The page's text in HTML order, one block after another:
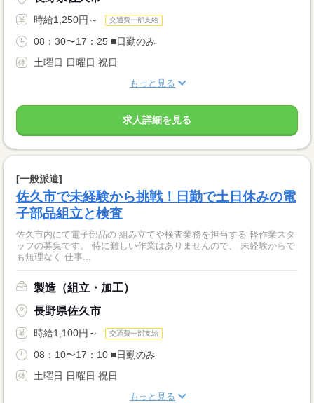
時給1,250円～ 交通費一部支給
08：30〜17：25 ■日勤のみ
土曜日 日曜日 祝日
もっと見る
求人詳細を見る
[一般派遣]
佐久市で未経験から挑戦！日勤で土日休みの電
子部品組立と検査
佐久市内にて電子部品の 組み立てや検査業務を担当する 軽作業スタ
ッフの募集です。 特に難しい作業はありませんので、 未経験からで
も無理なく 仕事...
製造（組立・加工）
長野県佐久市
時給1,100円～ 交通費一部支給
08：10〜17：10 ■日勤のみ
土曜日 日曜日 祝日
もっと見る